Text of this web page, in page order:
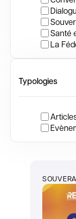
La
Typologies